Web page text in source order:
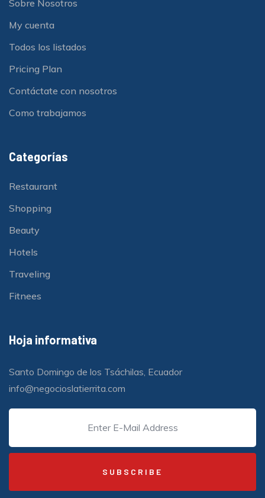
Sobre Nosotros
My cuenta
Todos los listados
Pricing Plan
Contáctate con nosotros
Como trabajamos
Categorías
Restaurant
Shopping
Beauty
Hotels
Traveling
Fitnees
Hoja informativa
Santo Domingo de los Tsáchilas, Ecuador
info@negocioslatierrita.com